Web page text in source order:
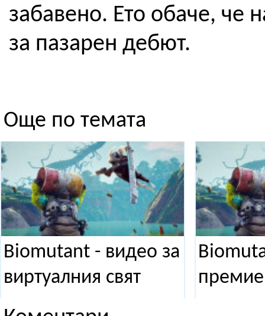
забавено. Ето обаче, че
за пазарен дебют.
Още по темата
Biomutant - видео за
виртуалния свят